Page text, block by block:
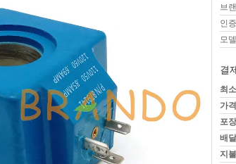
브
인
모
결
최
가
포
배
지